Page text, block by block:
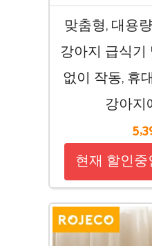
맞춤형, 대용
강아지 급식기
없이 작동, 휴
강아지
현재 할인